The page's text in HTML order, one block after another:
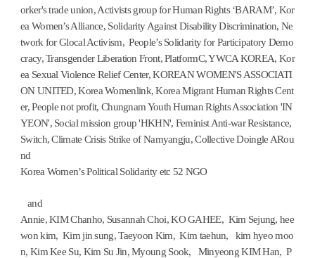
orker's trade union, Activists group for Human Rights ‘BARAM’, Kor
ea Women’s Alliance, Solidarity Against Disability Discrimination, Ne
twork for Glocal Activism, People’s Solidarity for Participatory Demo
cracy, Transgender Liberation Front, PlatformC, YWCA KOREA, Kor
ea Sexual Violence Relief Center, KOREAN WOMEN'S ASSOCIATI
ON UNITED, Korea Womenlink, Korea Migrant Human Rights Cent
er, People not profit, Chungnam Youth Human Rights Association 'IN
YEON', Social mission group 'HKHN', Feminist Anti-war Resistance,
Switch, Climate Crisis Strike of Namyangju, Collective Doingle ARou
nd
Korea Women’s Political Solidarity etc 52 NGO
and
Annie, KIM Chanho, Susannah Choi, KO GAHEE, Kim Sejung, hee
won kim, Kim jin sung, Taeyoon Kim, Kim taehun, kim hyeo moo
n, Kim Kee Su, Kim Su Jin, Myoung Sook, Minyeong KIM Han, P